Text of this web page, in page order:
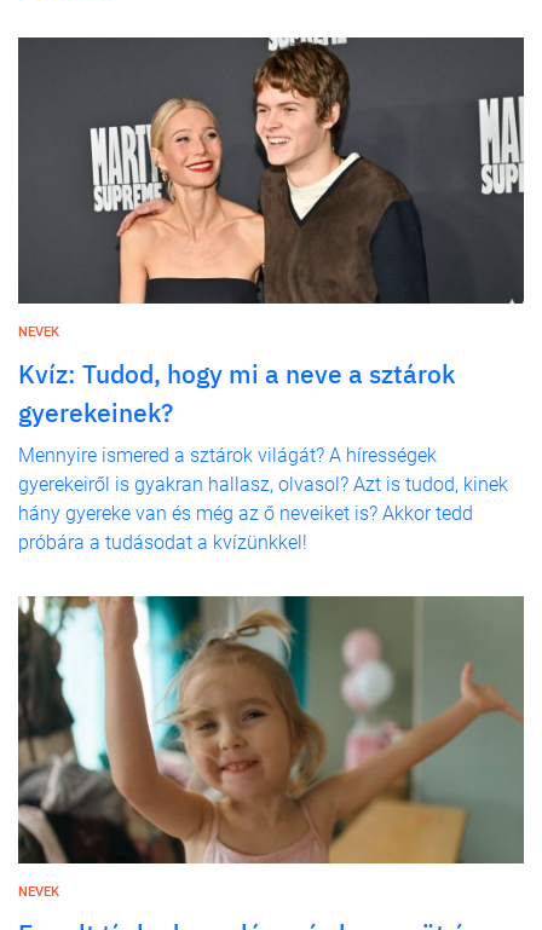
NEVEK
Kvíz: Tudod, hogy mi a neve a sztárok
gyerekeinek?
Mennyire ismered a sztárok világát? A hírességek
gyerekeiről is gyakran hallasz, olvasol? Azt is tudod, kinek
hány gyereke van és még az ő neveiket is? Akkor tedd
próbára a tudásodat a kvízünkkel!
NEVEK